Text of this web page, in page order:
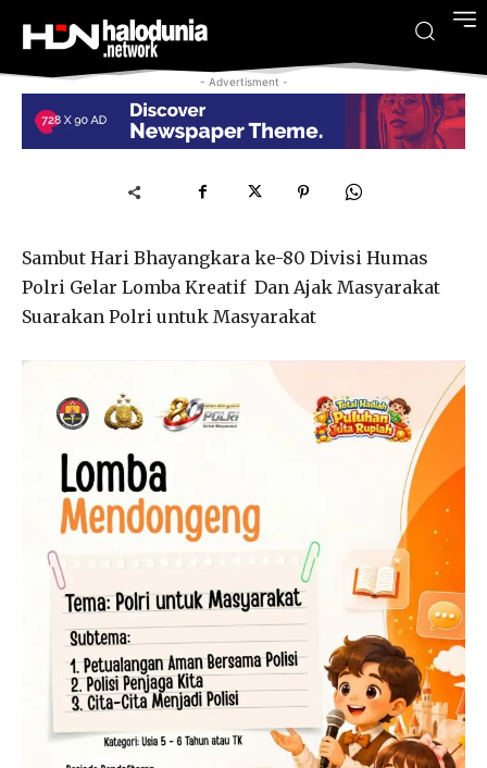
- Advertisment -
Sambut Hari Bhayangkara ke-80 Divisi Humas
Polri Gelar Lomba Kreatif Dan Ajak Masyarakat
Suarakan Polri untuk Masyarakat